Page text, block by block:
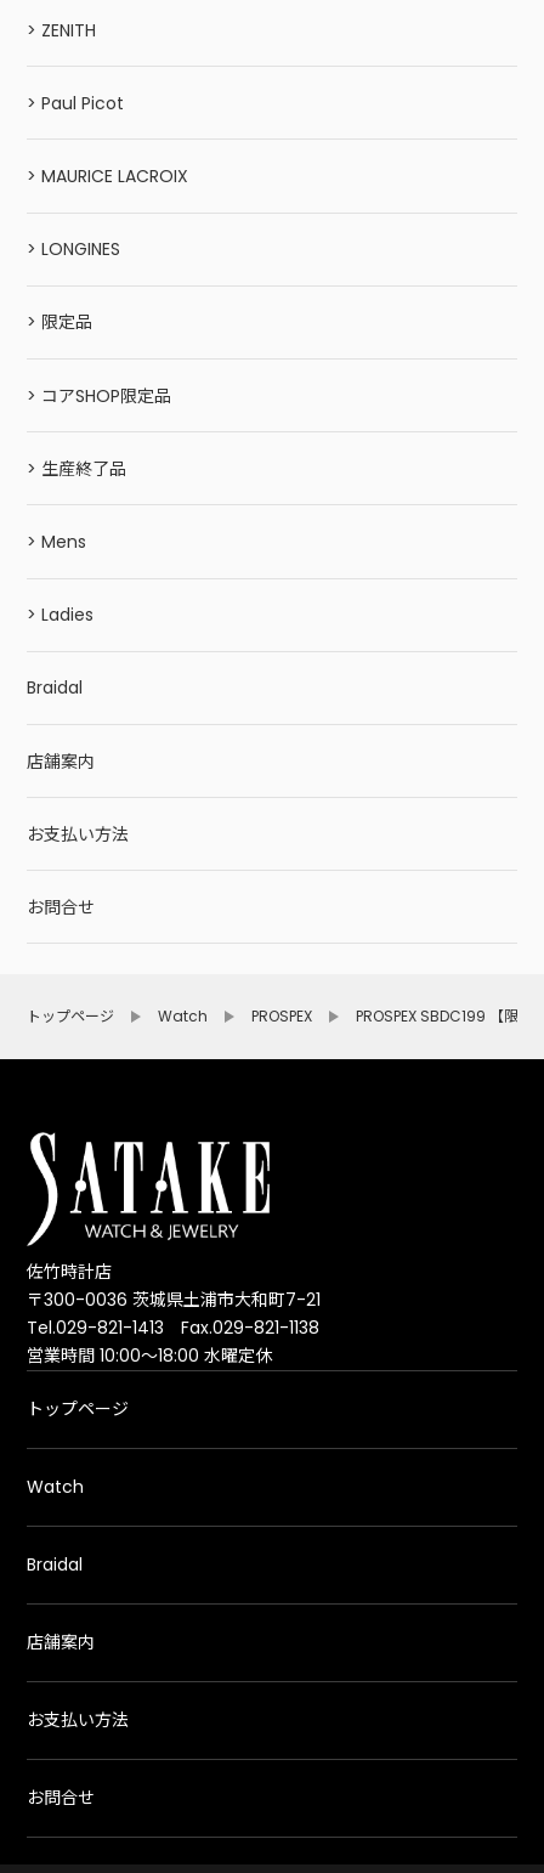
> ZENITH
> Paul Picot
> MAURICE LACROIX
> LONGINES
> 限定品
> コアSHOP限定品
> 生産終了品
> Mens
> Ladies
Braidal
店舗案内
お支払い方法
お問合せ
トップページ Watch PROSPEX PROSPEX SBDC199 【限定
佐竹時計店
〒300-0036 茨城県土浦市大和町7-21
Tel.029-821-1413 Fax.029-821-1138
営業時間 10:00～18:00 水曜定休
トップページ
Watch
Braidal
店舗案内
お支払い方法
お問合せ